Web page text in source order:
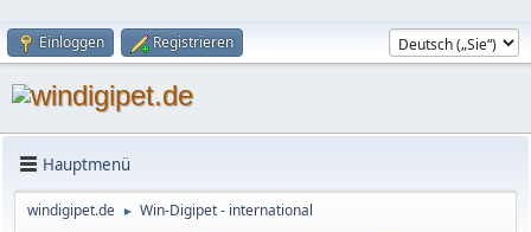
Einloggen Registrieren
Hauptmenü
windigipet.de ► Win-Digipet - international